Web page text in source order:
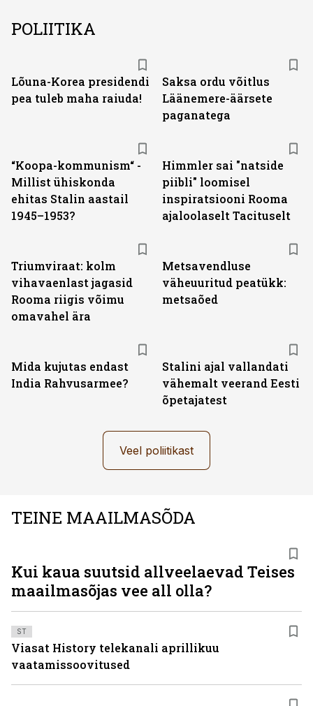
POLIITIKA
Lõuna-Korea presidendi
pea tuleb maha raiuda!
Saksa ordu võitlus
Läänemere-äärsete
paganatega
“Koopa-kommunism“ -
Millist ühiskonda
ehitas Stalin aastail
1945–1953?
Himmler sai "natside
piibli" loomisel
inspiratsiooni Rooma
ajaloolaselt Tacituselt
Triumviraat: kolm
vihavaenlast jagasid
Rooma riigis võimu
omavahel ära
Metsavendluse
väheuuritud peatükk:
metsaõed
Mida kujutas endast
India Rahvusarmee?
Stalini ajal vallandati
vähemalt veerand Eesti
õpetajatest
Veel poliitikast
TEINE MAAILMASÕDA
Kui kaua suutsid allveelaevad Teises
maailmasõjas vee all olla?
ST
Viasat History telekanali aprillikuu
vaatamissoovitused